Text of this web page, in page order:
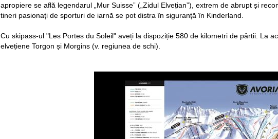
apropiere se află legendarul „Mur Suisse” („Zidul Elvețian”), extrem de abrupt și
tineri pasionați de sporturi de iarnă se pot distra în siguranță în Kinderland.
Cu skipass-ul "Les Portes du Soleil" aveți la dispoziție 580 de kilometri de pârtii. La
elvețiene Torgon și Morgins (v. regiunea de schi).